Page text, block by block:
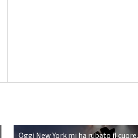
Oggi New York mi ha rubato il cuore.